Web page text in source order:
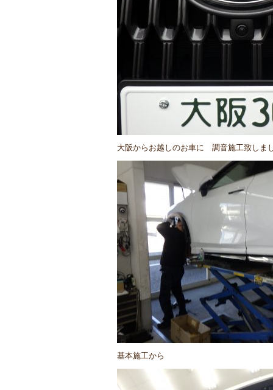
大阪からお越しのお車に 調音施工致しま
基本施工から